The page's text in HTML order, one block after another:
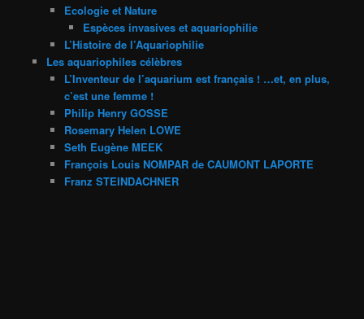
Ecologie et Nature
Espèces invasives et aquariophilie
L’Histoire de l’Aquariophilie
Les aquariophiles célèbres
L’Inventeur de l’aquarium est français ! …et, en plus,
c’est une femme !
Philip Henry GOSSE
Rosemary Helen LOWE
Seth Eugène MEEK
François Louis NOMPAR de CAUMONT LAPORTE
Franz STEINDACHNER